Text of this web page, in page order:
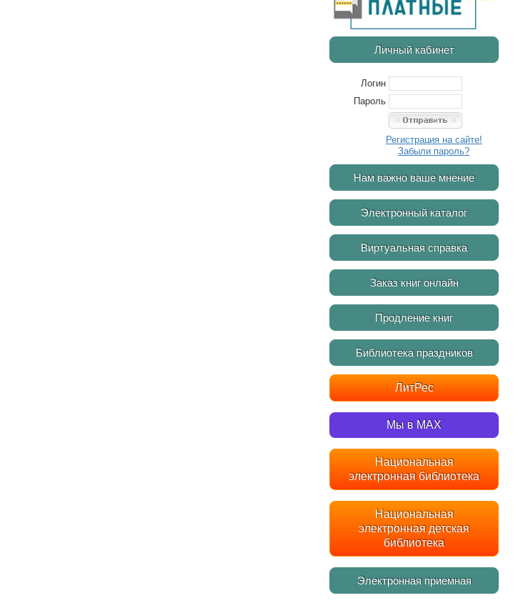
Личный кабинет
Логин
Пароль
Регистрация на сайте!
Забыли пароль?
Нам важно ваше мнение
Электронный каталог
Виртуальная справка
Заказ книг онлайн
Продление книг
Библиотека праздников
ЛитРес
Мы в MAX
Национальная
электронная библиотека
Национальная
электронная детская
библиотека
Электронная приемная